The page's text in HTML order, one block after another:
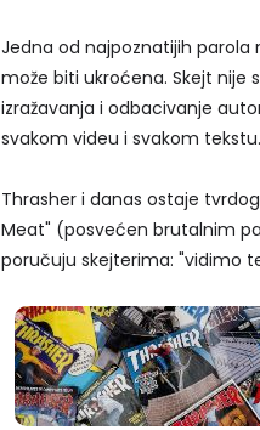
Jedna od najpoznatijih parola
može biti ukroćena. Skejt nije
izražavanja i odbacivanje
svakom videu i svakom tekstu.
Thrasher i danas ostaje
Meat" (posvećen brutalnim
poručuju skejterima: "vidimo